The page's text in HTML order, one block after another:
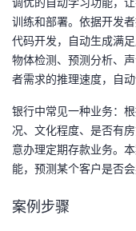
者
我
的
博
我
的
我
训练和部署。依据开发
代码开发，自动生成满
物体检测、预测分析、
者需求的推理速度，自
银行中常见一种业务：
况、文化程度、是否有
意办理定期存款业务。
能，预测某个客户是否会
案例步骤